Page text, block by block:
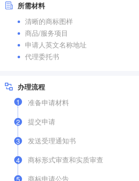
所需材料
清晰的商标图样
商品/服务项目
申请人英文名称地址
代理委托书
办理流程
1
准备申请材料
2
提交申请
3
发送受理通知书
4
商标形式审查和实质审查
5
商标申请公告